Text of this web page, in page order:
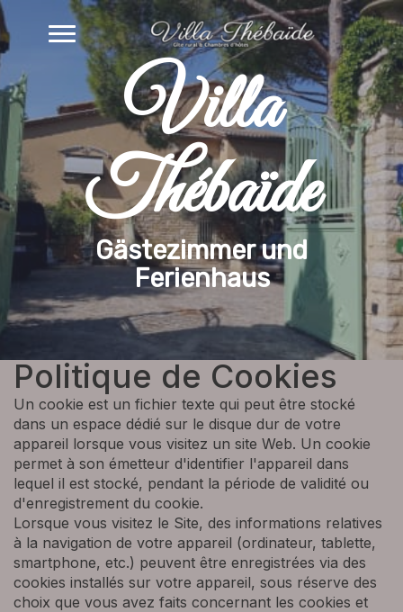
Villa
Thébaïde
Gästezimmer und
Ferienhaus
Politique de Cookies
Un cookie est un fichier texte qui peut être stocké
dans un espace dédié sur le disque dur de votre
appareil lorsque vous visitez un site Web. Un cookie
permet à son émetteur d'identifier l'appareil dans
lequel il est stocké, pendant la période de validité ou
d'enregistrement du cookie.
Lorsque vous visitez le Site, des informations relatives
à la navigation de votre appareil (ordinateur, tablette,
smartphone, etc.) peuvent être enregistrées via des
cookies installés sur votre appareil, sous réserve des
choix que vous avez faits concernant les cookies et